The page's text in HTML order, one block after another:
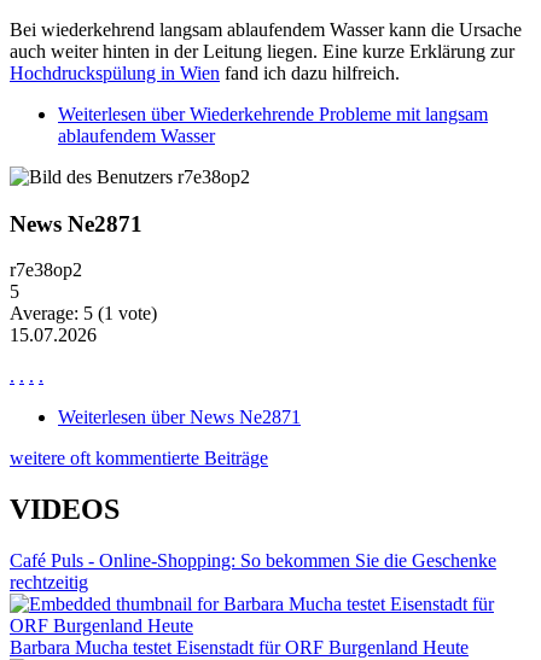
Bei wiederkehrend langsam ablaufendem Wasser kann die Ursache
auch weiter hinten in der Leitung liegen. Eine kurze Erklärung zur
Hochdruckspülung in Wien fand ich dazu hilfreich.
Weiterlesen über Wiederkehrende Probleme mit langsam
ablaufendem Wasser
News Ne2871
r7e38op2
5
Average: 5 (1 vote)
15.07.2026
. . . .
Weiterlesen über News Ne2871
weitere oft kommentierte Beiträge
VIDEOS
Café Puls - Online-Shopping: So bekommen Sie die Geschenke
rechtzeitig
Barbara Mucha testet Eisenstadt für ORF Burgenland Heute